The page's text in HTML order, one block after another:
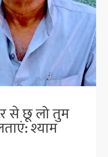
से छू लो तुम
श्याम